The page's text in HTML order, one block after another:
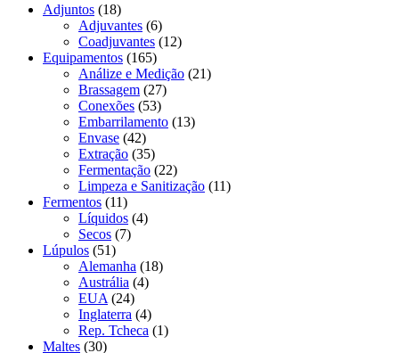
Adjuntos (18)
Adjuvantes (6)
Coadjuvantes (12)
Equipamentos (165)
Análize e Medição (21)
Brassagem (27)
Conexões (53)
Embarrilamento (13)
Envase (42)
Extração (35)
Fermentação (22)
Limpeza e Sanitização (11)
Fermentos (11)
Líquidos (4)
Secos (7)
Lúpulos (51)
Alemanha (18)
Austrália (4)
EUA (24)
Inglaterra (4)
Rep. Tcheca (1)
Maltes (30)